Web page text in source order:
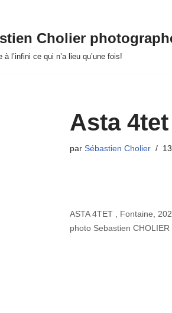
Cholier
à l’infini ce qui n’a lieu qu’une fois!
Asta
par Sébastien Cholier
ASTA 4TET , Fontaine,
photo Sebastien CHOLIER